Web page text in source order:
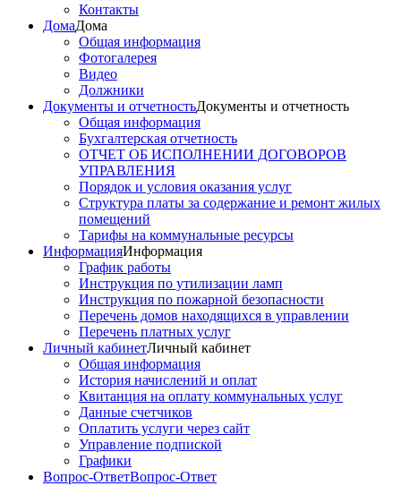
Контакты
ДомаДома
Общая информация
Фотогалерея
Видео
Должники
Документы и отчетностьДокументы и отчетность
Общая информация
Бухгалтерская отчетность
ОТЧЕТ ОБ ИСПОЛНЕНИИ ДОГОВОРОВ
УПРАВЛЕНИЯ
Порядок и условия оказания услуг
Структура платы за содержание и ремонт жилых
помещений
Тарифы на коммунальные ресурсы
ИнформацияИнформация
График работы
Инструкция по утилизации ламп
Инструкция по пожарной безопасности
Перечень домов находящихся в управлении
Перечень платных услуг
Личный кабинетЛичный кабинет
Общая информация
История начислений и оплат
Квитанция на оплату коммунальных услуг
Данные счетчиков
Оплатить услуги через сайт
Управление подпиской
Графики
Вопрос-ОтветВопрос-Ответ